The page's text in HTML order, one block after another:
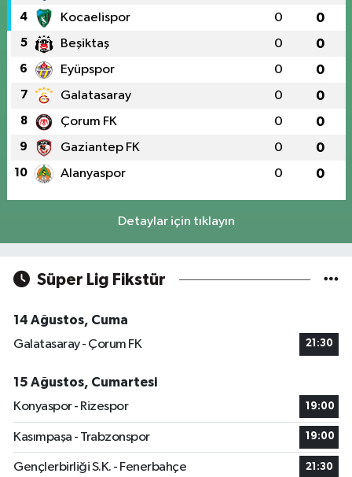
4 Kocaelispor 0 0
5 Beşiktaş 0 0
6 Eyüpspor 0 0
7 Galatasaray 0 0
8 Çorum FK 0 0
9 Gaziantep FK 0 0
10 Alanyaspor 0 0
Detaylar için tıklayın
Süper Lig Fikstür
14 Ağustos, Cuma
Galatasaray - Çorum FK
21:30
15 Ağustos, Cumartesi
Konyaspor - Rizespor
19:00
Kasımpaşa - Trabzonspor 19:00
Gençlerbirliği S.K. - Fenerbahçe 21:30